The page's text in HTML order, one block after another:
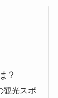
？
観光スポ